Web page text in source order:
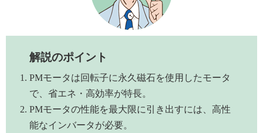
解説のポイント
PMモータは回転子に永久磁石を使用したモータ
で、省エネ・高効率が特長。
PMモータの性能を最大限に引き出すには、高性
能なインバータが必要。